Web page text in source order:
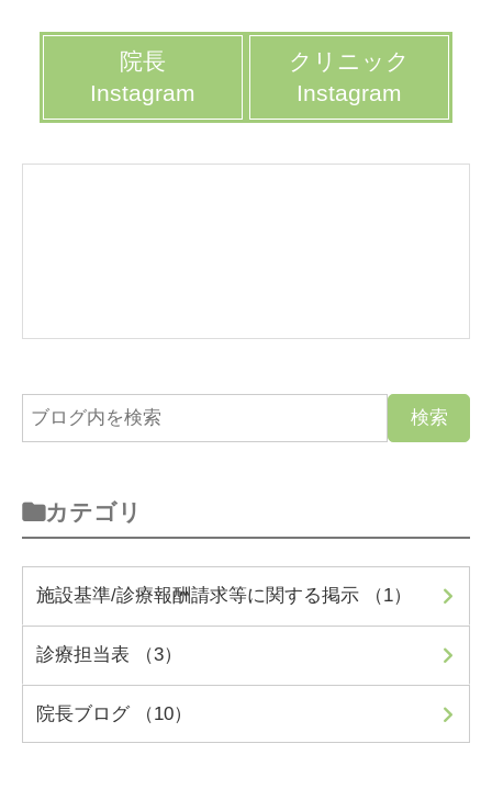
院長
Instagram
クリニック
Instagram
カテゴリ
施設基準/診療報酬請求等に関する掲示 （1）
診療担当表 （3）
院長ブログ （10）